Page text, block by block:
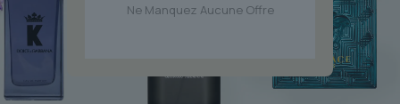
Ne Manquez Aucune Offre